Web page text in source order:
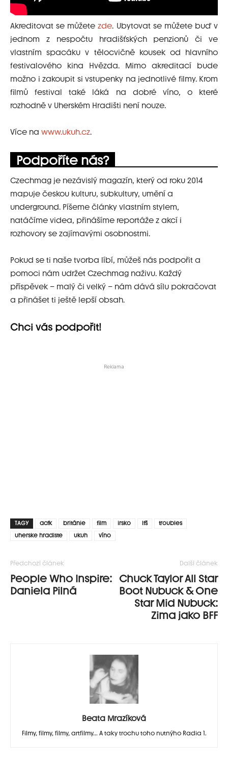
Akreditovat se můžetezde. Ubytovat se můžete buď v
jednom z nespočtu hradišťských penzionů či ve
vlastním spacáku v tělocvičně kousek od hlavního
festivalového kina Hvězda. Mimo akreditací bude
možno i zakoupit si vstupenky na jednotlivé filmy. Krom
filmů festival také láká na dobré víno, o které
rozhodně v Uherském Hradišti není nouze.
Více na www.ukuh.cz.
Podpoříte nás?
Czechmag je nezávislý magazín, který od roku 2014
mapuje českou kulturu, subkultury, umění a
underground. Píšeme články vlastním stylem,
natáčíme videa, přinášíme reportáže z akcí i
rozhovory se zajímavými osobnostmi.
Pokud se ti naše tvorba líbí, můžeš nás podpořit a
pomoci nám udržet Czechmag naživu. Každý
příspěvek – malý či velký – nám dává sílu pokračovat
a přinášet ti ještě lepší obsah.
Chci vás podpořit!
Reklama
TAGY acfk británie film irsko lfš
troubles
uherske hradiste
ukuh víno
Předchozí článek
People Who Inspire:
Daniela Pilná
Další článek
Chuck Taylor All Star
Boot Nubuck & One
Star Mid Nubuck:
Zima jako BFF
Beata Mrazíková
Filmy, filmy, filmy, artfilmy... A taky trochu toho nutnýho Radia 1.